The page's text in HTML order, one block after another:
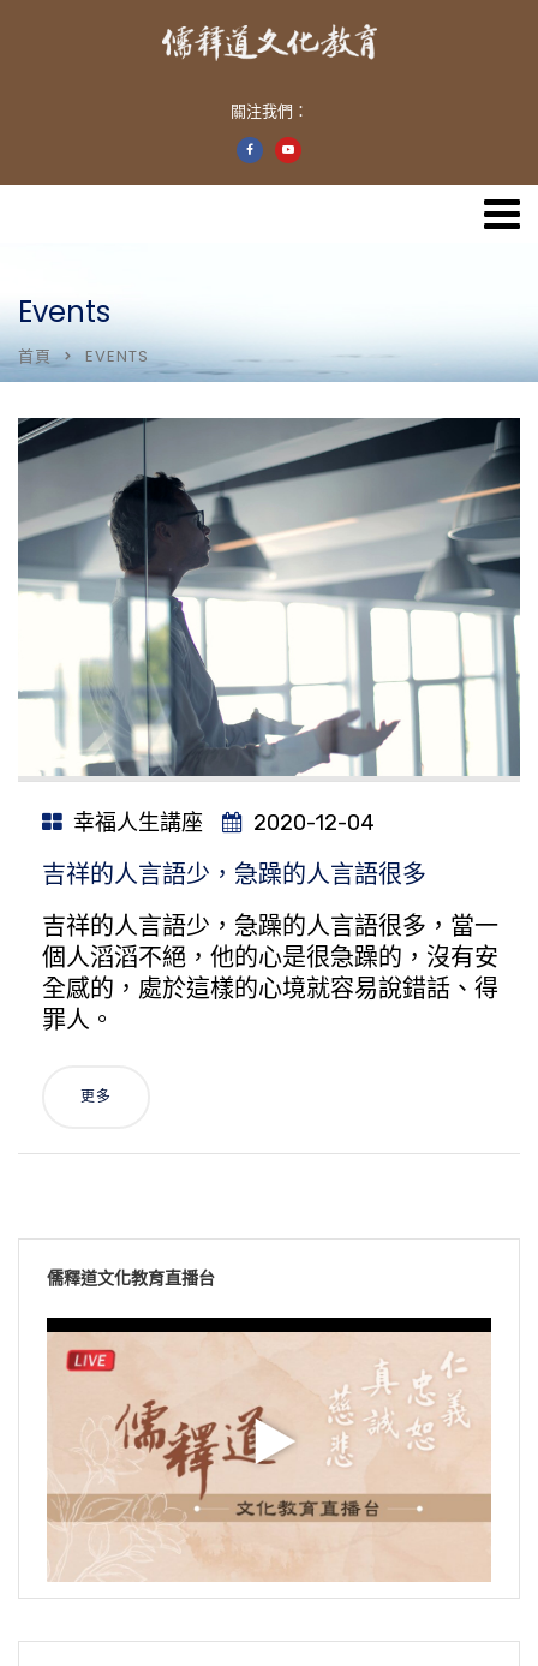
關注我們：
Events
首頁 EVENTS
幸福人生講座 2020-12-04
吉祥的人言語少，急躁的人言語很多
吉祥的人言語少，急躁的人言語很多，當一
個人滔滔不絕，他的心是很急躁的，沒有安
全感的，處於這樣的心境就容易說錯話、得
罪人。
更多
儒釋道文化教育直播台